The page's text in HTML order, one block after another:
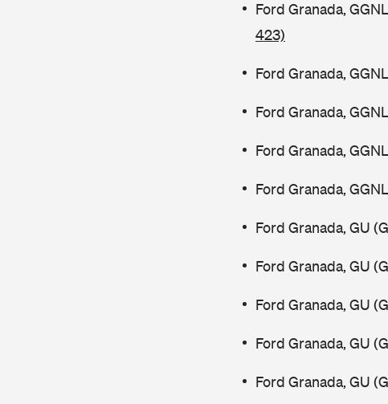
Ford Granada,
423)
Ford Granada,
Ford Granada,
Ford Granada,
Ford Granada,
Ford Granada, GU
Ford Granada, GU
Ford Granada, GU
Ford Granada, GU
Ford Granada, GU